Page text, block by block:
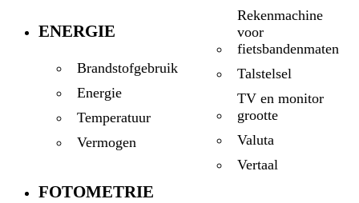
ENERGIE
Brandstofgebruik
Energie
Temperatuur
Vermogen
FOTOMETRIE
Rekenmachine
voor
fietsbandenmaten
Talstelsel
TV en monitor
grootte
Valuta
Vertaal